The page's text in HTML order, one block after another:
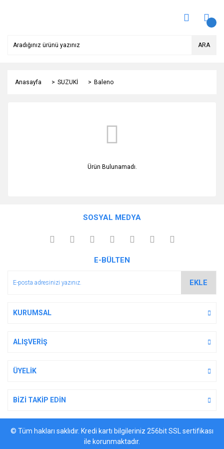
ARA
Anasayfa SUZUKİ Baleno
Ürün Bulunamadı.
SOSYAL MEDYA
E-BÜLTEN
EKLE
KURUMSAL
ALIŞVERİŞ
ÜYELİK
BİZİ TAKİP EDİN
© Tüm hakları saklıdır. Kredi kartı bilgileriniz 256bit SSL sertifikası
ile korunmaktadır.